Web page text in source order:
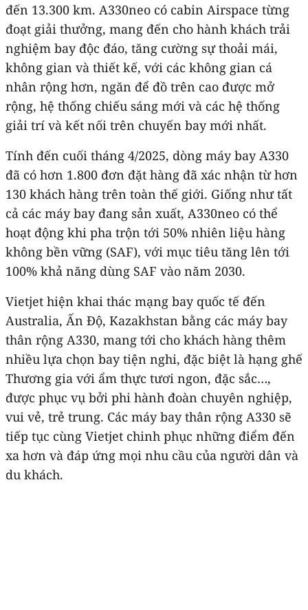
đến 13.300 km. A330neo có cabin Airspace từng
đoạt giải thưởng, mang đến cho hành khách trải
nghiệm bay độc đáo, tăng cường sự thoải mái,
không gian và thiết kế, với các không gian cá
nhân rộng hơn, ngăn để đồ trên cao được mở
rộng, hệ thống chiếu sáng mới và các hệ thống
giải trí và kết nối trên chuyến bay mới nhất.
Tính đến cuối tháng 4/2025, dòng máy bay A330
đã có hơn 1.800 đơn đặt hàng đã xác nhận từ hơn
130 khách hàng trên toàn thế giới. Giống như tất
cả các máy bay đang sản xuất, A330neo có thể
hoạt động khi pha trộn tới 50% nhiên liệu hàng
không bền vững (SAF), với mục tiêu tăng lên tới
100% khả năng dùng SAF vào năm 2030.
Vietjet hiện khai thác mạng bay quốc tế đến
Australia, Ấn Độ, Kazakhstan bằng các máy bay
thân rộng A330, mang tới cho khách hàng thêm
nhiều lựa chọn bay tiện nghi, đặc biệt là hạng ghế
Thương gia với ẩm thực tươi ngon, đặc sắc…,
được phục vụ bởi phi hành đoàn chuyên nghiệp,
vui vẻ, trẻ trung. Các máy bay thân rộng A330 sẽ
tiếp tục cùng Vietjet chinh phục những điểm đến
xa hơn và đáp ứng mọi nhu cầu của người dân và
du khách.